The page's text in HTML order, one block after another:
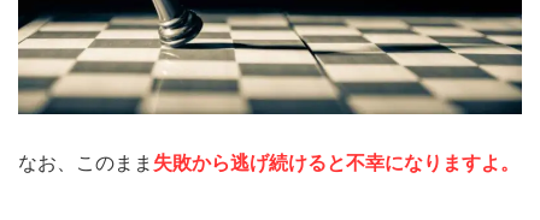
なお、このまま 失敗から逃げ続けると不幸になりますよ。